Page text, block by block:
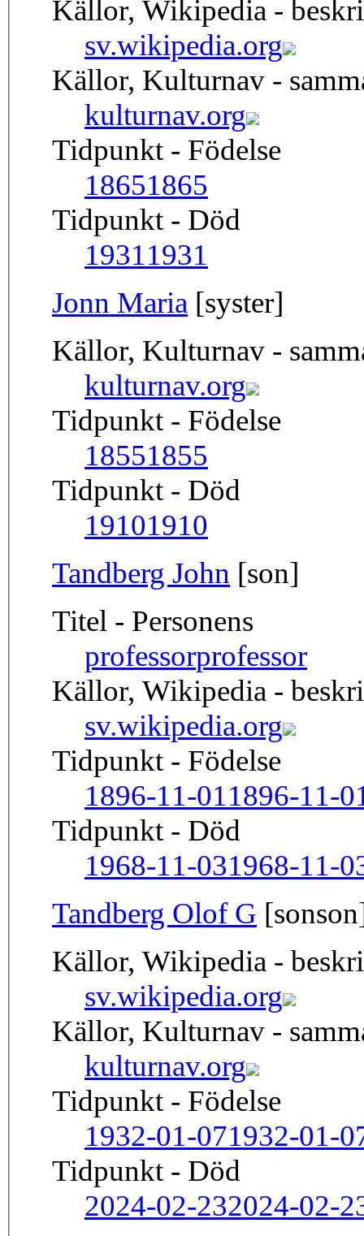
Källor, Wikipedia -
sv.wikipedia.org
Källor, Kulturnav -
kulturnav.org
Tidpunkt - Födelse
18651865
Tidpunkt - Död
19311931
Jonn Maria [syster]
Källor, Kulturnav -
kulturnav.org
Tidpunkt - Födelse
18551855
Tidpunkt - Död
19101910
Tandberg John [son]
Titel - Personens
professorprofessor
Källor, Wikipedia -
sv.wikipedia.org
Tidpunkt - Födelse
1896-11-011896-11-
Tidpunkt - Död
1968-11-031968-11-
Tandberg Olof G
Källor, Wikipedia -
sv.wikipedia.org
Källor, Kulturnav -
kulturnav.org
Tidpunkt - Födelse
1932-01-071932-01-
Tidpunkt - Död
2024-02-232024-02-